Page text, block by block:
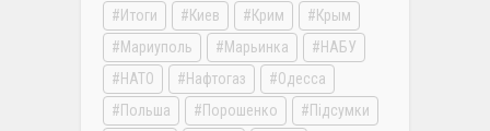
Итоги
Киев Крим
Крым
Мариуполь
Марьинка
НАБУ
НАТО
Нафтогаз
Одесса
Польша
Порошенко
Підсумки